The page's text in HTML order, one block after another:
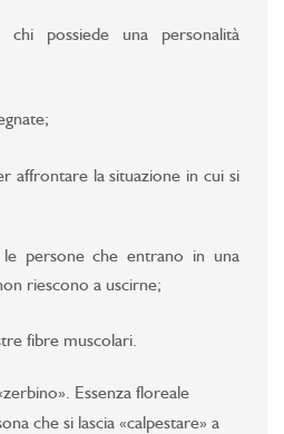
chi possiede una personalità
affrontare la situazione in cui si
persone che entrano in una
riescono a uscirne;
fibre muscolari.
Essenza floreale
che si lascia «calpestare» a